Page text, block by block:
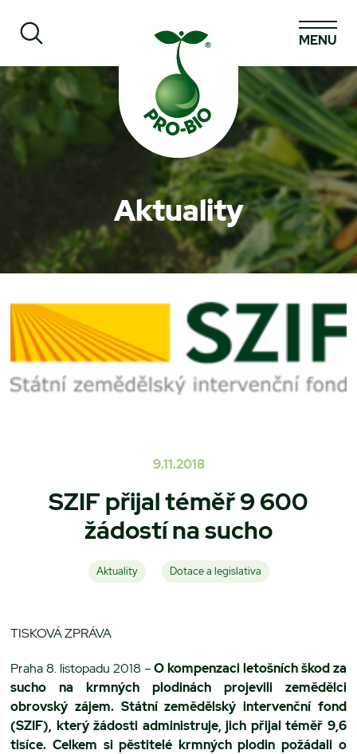
Prohledat PRO-BIO
MENU
Aktuality
9.11.2018
SZIF přijal téměř 9 600
žádostí na sucho
Aktuality Dotace a legislativa
TISKOVÁ ZPRÁVA
Praha 8. listopadu 2018 –O kompenzaci letošních škod za
sucho na krmných plodinách projevili zemědělci
obrovský zájem. Státní zemědělský intervenční fond
(SZIF), který žádosti administruje, jich přijal téměř 9,6
tisíce. Celkem si pěstitelé krmných plodin požádali o